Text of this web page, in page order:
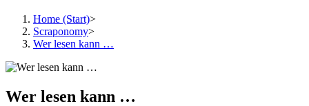
Home (Start)>
Scraponomy>
Wer lesen kann …
Wer lesen kann …